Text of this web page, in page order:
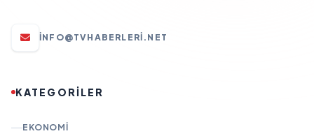
INFO@TVHABERLERI.NET
KATEGORİLER
EKONOMI